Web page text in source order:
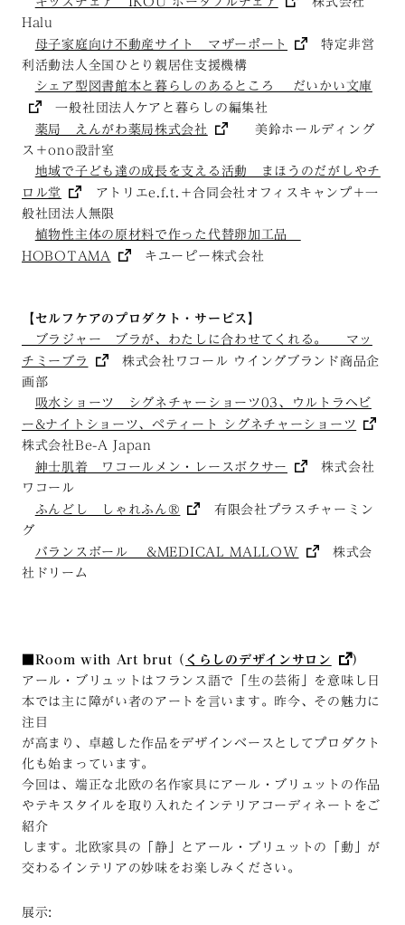
Halu
母子家庭向け不動産サイト マザーポート
特定非営
利活動法人全国ひとり親居住支援機構
シェア型図書館本と暮らしのあるところ だいかい文庫
一般社団法人ケアと暮らしの編集社
薬局 えんがわ薬局株式会社
美鈴ホールディング
ス＋ono設計室
地域で子ども達の成長を支える活動 まほうのだがしやチ
ロル堂
アトリエe.f.t.＋合同会社オフィスキャンプ＋一
般社団法人無限
植物性主体の原材料で作った代替卵加工品
HOBOTAMA
キユーピー株式会社
【 セルフケアのプロダクト・サービス 】
ブラジャー ブラが、わたしに合わせてくれる。 マッ
チミーブラ
株式会社ワコール ウイングブランド商品企
画部
吸水ショーツ シグネチャーショーツ03、ウルトラヘビ
ー&ナイトショーツ、ペティート シグネチャーショーツ
株式会社Be-A Japan
紳士肌着 ワコールメン・レースボクサー
株式会社
ワコール
ふんどし しゃれふん®︎
有限会社プラスチャーミン
グ
バランスボール &MEDICAL MALLOW
株式会
社ドリーム
■Room with Art brut（ くらしのデザインサロン
）
アール・ブリュットはフランス語で「生の芸術」を意味し日
本では主に障がい者のアートを言います。昨今、その魅力に
注目
が高まり、卓越した作品をデザインベースとしてプロダクト
化も始まっています。
今回は、端正な北欧の名作家具にアール・ブリュットの作品
やテキスタイルを取り入れたインテリアコーディネートをご
紹介
します。北欧家具の「静」とアール・ブリュットの「動」が
交わるインテリアの妙味をお楽しみください。
展示: